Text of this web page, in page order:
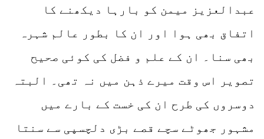
عبدالعزیز میمن کو بارہا دیکھنے کا
اتفاق بھی ہوا اور ان کا بطور عالم شہرہ
بھی سنا۔ ان کے علم و فضل کی کوئی صحیح
تصویر اس وقت میرے ذہن میں نہ تھی۔ البتہ
دوسروں کی طرح ان کی خست کے بارے میں
مشہور جھوٹے سچے قصے بڑی دلچسپی سے سنتا